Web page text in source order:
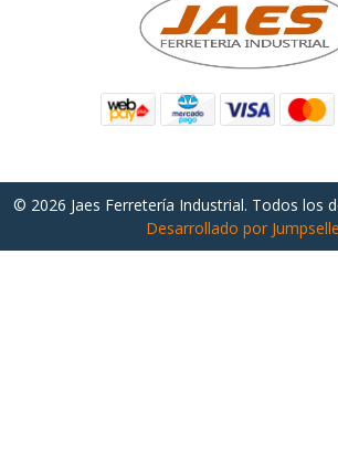
© 2026 Jaes Ferretería Industrial. Todos los
Desarrollado por